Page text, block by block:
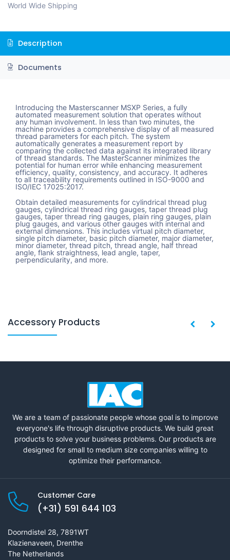
World Wide Shipping
Description
Documents
Introducing the Masterscanner MSXP Series, a fully
automated measurement solution that operates without
any human involvement. In less than two minutes, the
machine provides a comprehensive display of all measured
thread parameters for each pitch. The system
automatically generates a measurement report by
comparing the collected data against its integrated library
of thread standards. The MasterScanner minimizes the
potential for human error while enhancing measurement
efficiency, quality, consistency, and accuracy. It adheres
to all traceability requirements outlined in ISO-9000 and
ISO/IEC 17025:2017.
Obtain detailed measurements for cylindrical thread plug
gauges, cylindrical thread ring gauges, taper thread plug
gauges, taper thread ring gauges, plain ring gauges, plain
plug gauges, and various other gauges with internal and
external dimensions. This includes virtual pitch diameter,
single pitch diameter, basic pitch diameter, major diameter,
minor diameter, thread pitch, thread angle, half thread
angle, flank straightness, lead angle, taper,
perpendicularity, and more.
Accessory Products
We are a team of passionate people whose goal is to improve
everyone's life through disruptive products. We build great
products to solve your business problems. Our products are
designed for small to medium size companies willing to
optimize their performance.
Customer Care
(+31) 591 644 103
Doorndistel 28, 7891WT
Klazienaveen, Drenthe
The Netherlands